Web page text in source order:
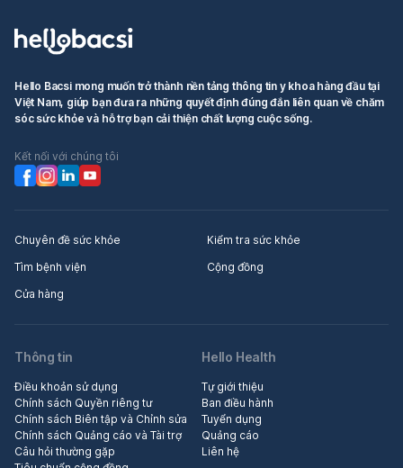
Hello Bacsi mong muốn trở thành nền tảng thông tin y khoa hàng đầu tại
Việt Nam, giúp bạn đưa ra những quyết định đúng đắn liên quan về chăm
sóc sức khỏe và hỗ trợ bạn cải thiện chất lượng cuộc sống.
Kết nối với chúng tôi
Chuyên đề sức khỏe
Kiểm tra sức khỏe
Tìm bệnh viện
Cộng đồng
Cửa hàng
Thông tin
Điều khoản sử dụng
Chính sách Quyền riêng tư
Chính sách Biên tập và Chỉnh sửa
Chính sách Quảng cáo và Tài trợ
Câu hỏi thường gặp
Hello Health
Tự giới thiệu
Ban điều hành
Tuyển dụng
Quảng cáo
Liên hệ